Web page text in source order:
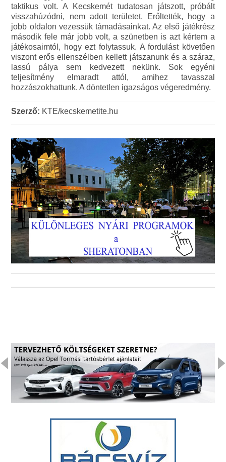
taktikus volt. A Kecskemét tudatosan játszott, próbált
visszahúzódni, nem adott területet. Erőltették, hogy a
jobb oldalon vezessük támadásainkat. Az első játékrész
második fele már jobb volt, a szünetben is azt kértem a
játékosaimtól, hogy ezt folytassuk. A fordulást követően
viszont erős ellenszélben kellett játszanunk és a száraz,
lassú pálya sem kedvezett nekünk. Sok egyéni
teljesítmény elmaradt attól, amihez tavasszal
hozzászokhattunk. A döntetlen igazságos végeredmény.
Szerző: KTE/kecskemetite.hu